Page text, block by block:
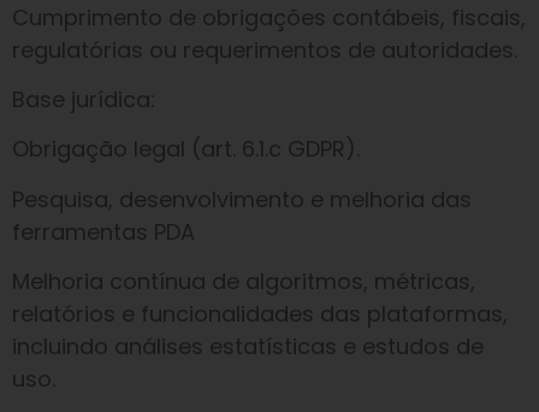
Cumprimento de obrigações contábeis, fiscais,
regulatórias ou requerimentos de autoridades.
Base jurídica:
Obrigação legal (art. 6.1.c GDPR).
Pesquisa, desenvolvimento e melhoria das
ferramentas PDA
Melhoria contínua de algoritmos, métricas,
relatórios e funcionalidades das plataformas,
incluindo análises estatísticas e estudos de
uso.